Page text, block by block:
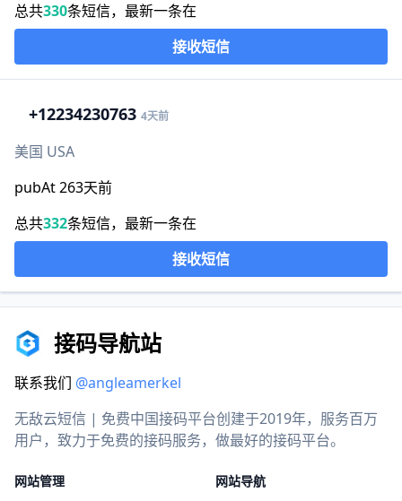
总共330条短信，最新一条在
接收短信
+12234230763 4天前
美国 USA
pubAt 263天前
总共332条短信，最新一条在
接收短信
接码导航站
联系我们 @angleamerkel
无敌云短信 | 免费中国接码平台创建于2019年，服务百万
用户，致力于免费的接码服务，做最好的接码平台。
网站管理 网站导航